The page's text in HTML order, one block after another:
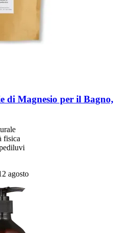
di Magnesio per il Bagno,
fisica
agosto